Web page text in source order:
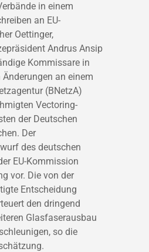
in einem
an EU-
Oettinger,
Andrus Ansip
Kommissare in
an einem
(BNetzA)
Vectoring-
der Deutschen
Der
des deutschen
EU-Kommission
vor. Die von der
Entscheidung
den dringend
Glasfaserausbau
so die